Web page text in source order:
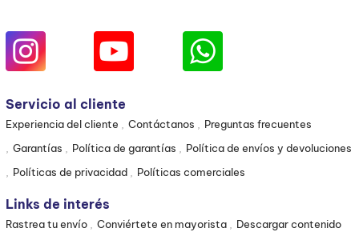
Servicio al cliente
Experiencia del cliente Contáctanos
Preguntas frecuentes
Garantías
Política de garantías
Política de envíos y devoluciones
Políticas de privacidad
Políticas comerciales
Links de interés
Rastrea tu envío Conviértete en mayorista Descargar contenido